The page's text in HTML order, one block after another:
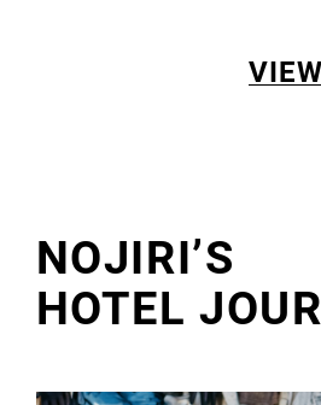
NOJIRI’S
HOTEL